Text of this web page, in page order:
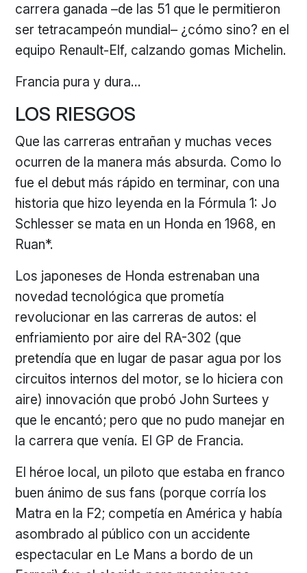
carrera ganada –de las 51 que le permitieron
ser tetracampeón mundial– ¿cómo sino? en el
equipo Renault-Elf, calzando gomas Michelin.
Francia pura y dura…
LOS RIESGOS
Que las carreras entrañan y muchas veces
ocurren de la manera más absurda. Como lo
fue el debut más rápido en terminar, con una
historia que hizo leyenda en la Fórmula 1: Jo
Schlesser se mata en un Honda en 1968, en
Ruan*.
Los japoneses de Honda estrenaban una
novedad tecnológica que prometía
revolucionar en las carreras de autos: el
enfriamiento por aire del RA-302 (que
pretendía que en lugar de pasar agua por los
circuitos internos del motor, se lo hiciera con
aire) innovación que probó John Surtees y
que le encantó; pero que no pudo manejar en
la carrera que venía. El GP de Francia.
El héroe local, un piloto que estaba en franco
buen ánimo de sus fans (porque corría los
Matra en la F2; competía en América y había
asombrado al público con un accidente
espectacular en Le Mans a bordo de un